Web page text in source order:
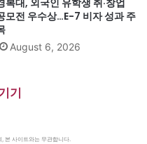
복대, 외국인 유학생 취·창업
모전 우수상…E-7 비자 성과 주
August 6, 2026
기
본 사이트와는 무관합니다.